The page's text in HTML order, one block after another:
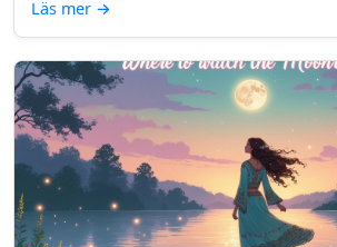
Läs mer →